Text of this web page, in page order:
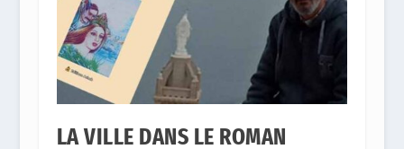
LA VILLE DANS LE ROMAN